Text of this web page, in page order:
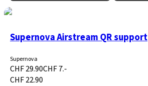
Supernova Airstream QR support
Supernova
CHF 29.90CHF 7.-
CHF 22.90